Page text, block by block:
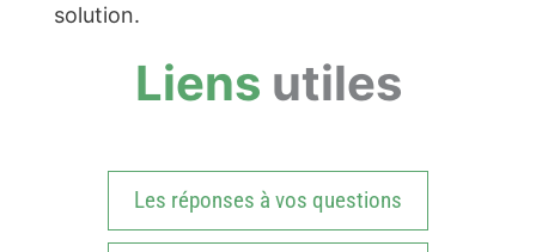
solution.
Liens utiles
Les réponses à vos questions